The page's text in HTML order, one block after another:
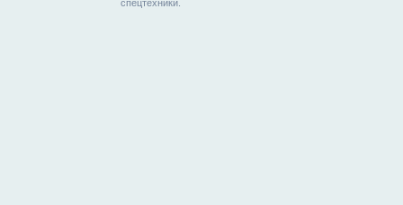
спецтехники.